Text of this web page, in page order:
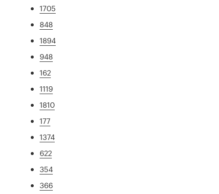
1705
848
1894
948
162
1119
1810
177
1374
622
354
366